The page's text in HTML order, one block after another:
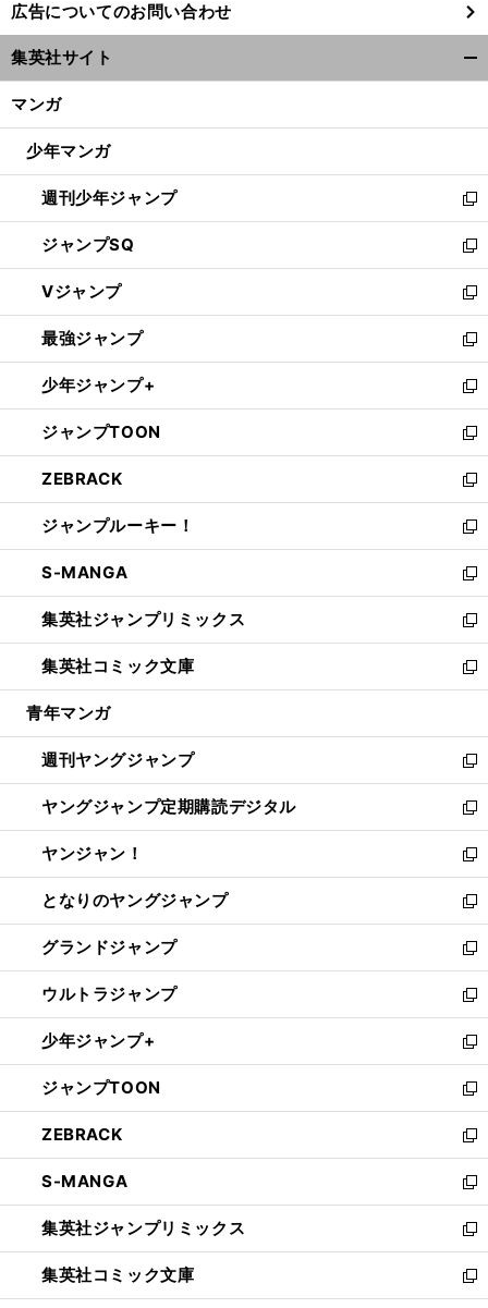
い
ウ
ィ
ン
ウ
開
く
広告についてのお問い合わせ
集英社サイト
マンガ
少年マンガ
週刊少年ジャンプ
新
し
い
ウ
ィ
ン
ド
ウ
で
開
く
ジャンプSQ
新
し
い
ウ
ィ
ン
ド
ウ
で
開
く
Vジャンプ
新
し
い
ウ
ィ
ン
ド
ウ
で
開
く
最強ジャンプ
新
し
い
ウ
ィ
ン
ド
ウ
で
開
く
少年ジャンプ+
新
し
い
ウ
ィ
ン
ド
ウ
で
開
く
ジャンプTOON
新
し
い
ウ
ィ
ン
ド
ウ
で
開
く
ZEBRACK
新
し
い
ウ
ィ
ン
ド
ウ
で
開
ジャンプルーキー！
新
し
い
ウ
ィ
ン
ド
ウ
開
く
S-MANGA
新
し
い
ウ
ィ
ン
ウ
で
開
く
集英社ジャンプリミックス
新
し
い
ウ
ン
ド
ウ
で
開
く
集英社コミック文庫
新
し
ウ
ィ
ン
ド
ウ
で
開
く
青年マンガ
週刊ヤングジャンプ
新
し
い
ウ
ィ
ン
ド
ウ
で
開
く
ヤングジャンプ定期購読デジタル
新
し
い
ウ
ィ
ン
ド
ウ
で
開
く
ヤンジャン！
新
し
い
ウ
ィ
ン
ド
ウ
で
開
く
となりのヤングジャンプ
新
し
い
ウ
ィ
ン
ド
ウ
で
開
く
グランドジャンプ
新
し
い
ウ
ィ
ン
ド
ウ
で
開
く
ウルトラジャンプ
新
し
い
ウ
ィ
ン
ド
ウ
で
開
く
少年ジャンプ+
新
し
い
ウ
ィ
ン
ド
ウ
で
開
く
ジャンプTOON
新
し
い
ウ
ィ
ン
ド
ウ
で
開
ZEBRACK
新
し
い
ウ
ィ
ン
ド
ウ
S-MANGA
新
し
い
ウ
ィ
ン
集英社ジャンプリミックス
新
し
い
ウ
集英社コミック文庫
新
し